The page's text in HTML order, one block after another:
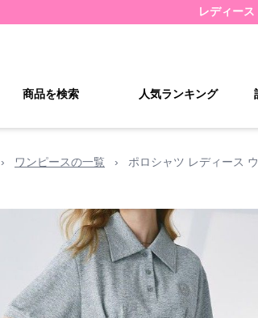
レディー
商品を検索 人気ランキング
› ワンピースの一覧 › ポロシャツ レディース